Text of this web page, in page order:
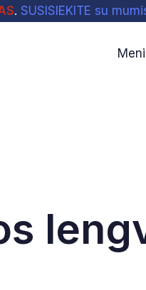
. SUSISIEKITE su